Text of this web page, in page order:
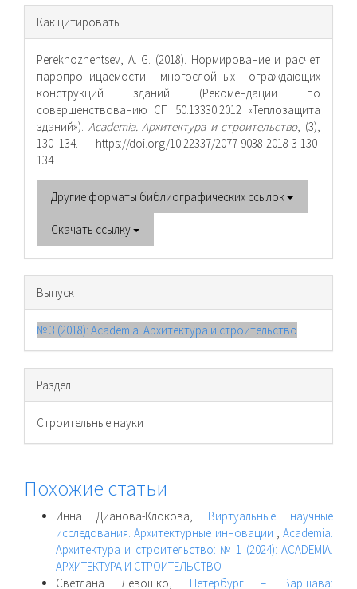
Информация
о статье
Как цитировать
Perekhozhentsev, A. G. (2018). Нормирование и расчет
паропроницаемости многослойных ограждающих
конструкций зданий (Рекомендации по
совершенствованию СП 50.13330.2012 «Теплозащита
зданий»). Academia. Архитектура и строительство, (3),
130–134. https://doi.org/10.22337/2077-9038-2018-3-130-
134
Другие форматы библиографических ссылок
Скачать ссылку
Выпуск
№ 3 (2018): Academia. Архитектура и строительство
Раздел
Cтроительные науки
Похожие статьи
Инна Дианова-Клокова, Виртуальные научные
исследования. Архитектурные инновации , Academia.
Архитектура и строительство: № 1 (2024): ACADEMIA.
АРХИТЕКТУРА И СТРОИТЕЛЬСТВО
Светлана Левошко, Петербург – Варшава: